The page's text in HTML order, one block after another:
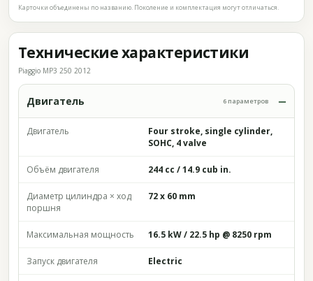
Карточки объединены по названию. Поколение и комплектация могут отличаться.
Технические характеристики
Piaggio MP3 250 2012
Двигатель 6 параметров
Двигатель
Four stroke, single cylinder,
SOHC, 4 valve
Объём двигателя 244 cc / 14.9 cub in.
Диаметр цилиндра × ход
поршня
72 x 60 mm
Максимальная мощность 16.5 kW / 22.5 hp @ 8250 rpm
Запуск двигателя Electric